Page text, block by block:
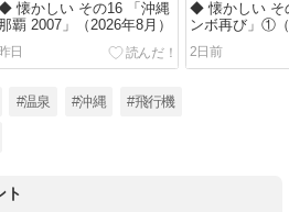
懐かしい その16 「沖縄
覇 2007」（2026年8月）
日
◆ 懐かしい そ
ンボ再び」①
月）
2日前
#温泉 #沖縄 #飛行機
ト